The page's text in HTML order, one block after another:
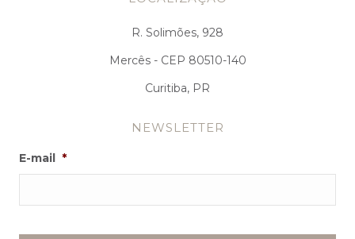
R. Solimões, 928
Mercês - CEP 80510-140
Curitiba, PR
NEWSLETTER
E-mail *